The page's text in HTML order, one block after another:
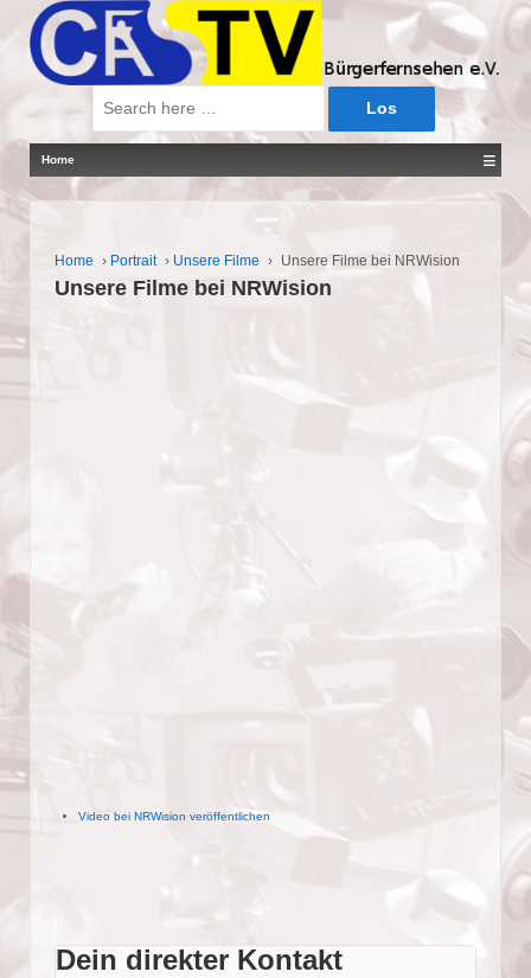
nach:
Home ≡
Home › Portrait › Unsere Filme › Unsere Filme bei NRWision
Unsere Filme bei NRWision
Video bei NRWision veröffentlichen
Dein direkter Kontakt